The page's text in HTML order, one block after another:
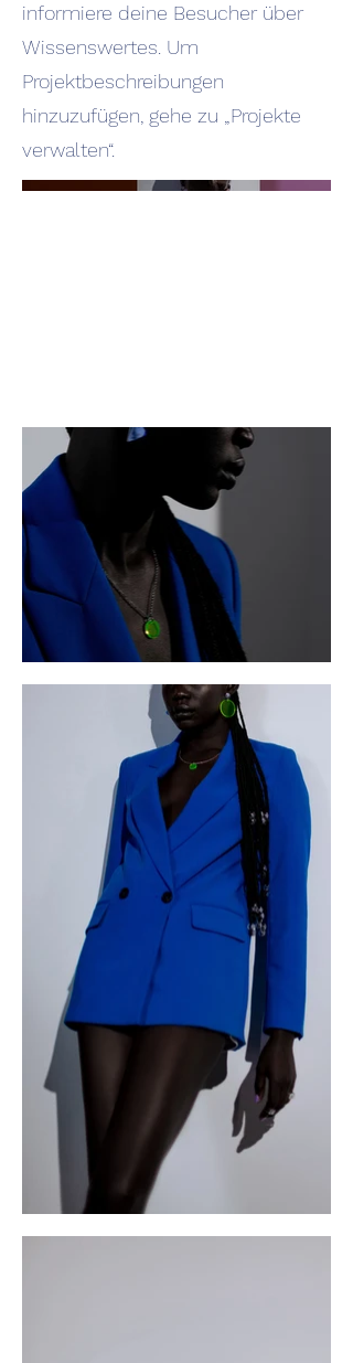
informiere deine Besucher über
Wissenswertes. Um
Projektbeschreibungen
hinzuzufügen, gehe zu „Projekte
verwalten“.